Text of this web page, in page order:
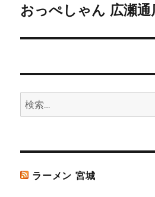
ゲ
ー
ン
次
投
おっぺしゃん 広瀬通
検
索:
ラーメン 宮城